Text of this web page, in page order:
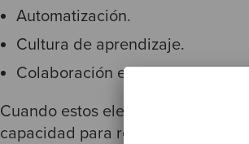
Automatización.
Cultura de aprendizaje.
Colaboración entre negocio y
Cuando estos elementos
capacidad para responder a